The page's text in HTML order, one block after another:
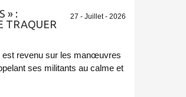
27 - Juillet - 2026
» :
TRAQUER
est revenu sur les manœuvres
ses militants au calme et